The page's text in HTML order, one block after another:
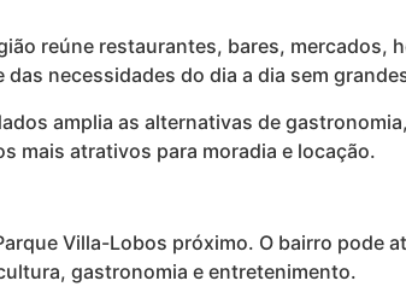
reúne restaurantes, bares, mercados,
necessidades do dia a dia sem
amplia as alternativas de
mais atrativos para moradia e locação.
Villa-Lobos próximo. O bairro pode
gastronomia e entretenimento.